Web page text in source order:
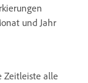
und Jahr
Zeitleiste alle